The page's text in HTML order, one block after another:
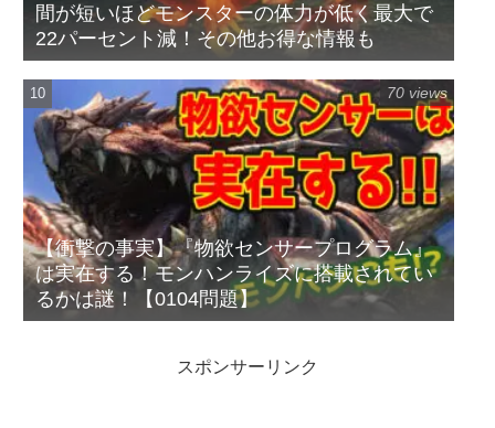
間が短いほどモンスターの体力が低く最大で
22パーセント減！その他お得な情報も
【衝撃の事実】『物欲センサープログラム』
は実在する！モンハンライズに搭載されてい
るかは謎！【0104問題】
70 views
スポンサーリンク